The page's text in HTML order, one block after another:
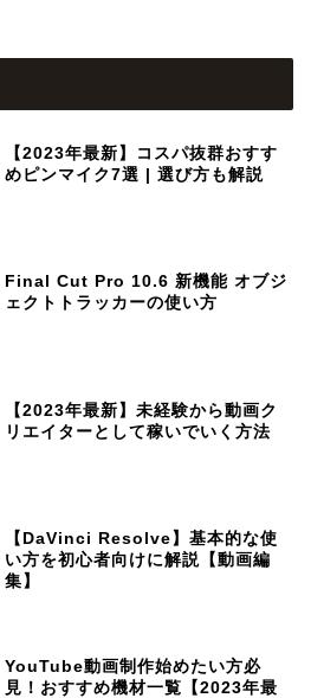
【2023年最新】コスパ抜群おすす
めピンマイク7選 | 選び方も解説
Final Cut Pro 10.6 新機能 オブジ
ェクトトラッカーの使い方
【2023年最新】未経験から動画ク
リエイターとして稼いでいく方法
【DaVinci Resolve】基本的な使
い方を初心者向けに解説【動画編
集】
YouTube動画制作始めたい方必
見！おすすめ機材一覧【2023年最